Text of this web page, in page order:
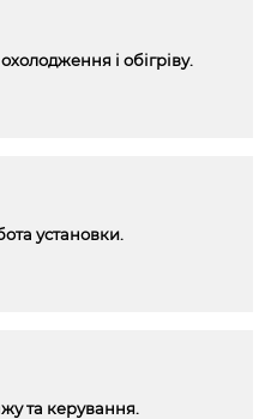
і обігріву.
установки.
та керування.